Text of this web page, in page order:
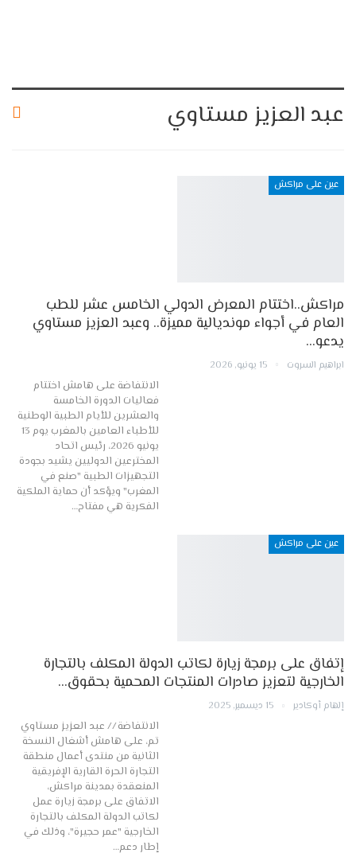
عبد العزيز مستاوي
عين على مراكش
مراكش..اختتام المعرض الدولي الخامس عشر للطب
العام في أجواء مونديالية مميزة.. وعبد العزيز مستاوي
يدعو…
ابراهيم السروت 15 يونيو, 2026
الانتفاضة على هامش اختتام
فعاليات الدورة الخامسة
والعشرين للأيام الطبية الوطنية
للأطباء العامين بالمغرب يوم 13
يونيو 2026، رئيس اتحاد
المخترعين الدوليين يشيد بجودة
التجهيزات الطبية "صنع في
المغرب" ويؤكد أن حماية الملكية
الفكرية هي مفتاح…
عين على مراكش
إتفاق على برمجة زيارة لكاتب الدولة المكلف بالتجارة
الخارجية لتعزيز صادرات المنتجات المحمية بحقوق…
إلهام أوكادير 15 ديسمبر, 2025
الانتفاضة // عبد العزيز مستاوي
تم، على هامش أشغال النسخة
الثانية من منتدى أعمال منطقة
التجارة الحرة القارية الإفريقية
المنعقدة بمدينة مراكش،
الاتفاق على برمجة زيارة عمل
لكاتب الدولة المكلف بالتجارة
الخارجية "عمر حجيرة"، وذلك في
إطار دعم…